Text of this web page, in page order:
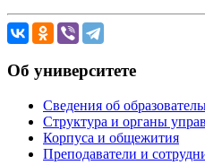
Об университете
Сведения об
Структура и органы
Корпуса и общежития
Преподаватели и